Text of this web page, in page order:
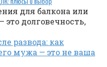
плюсы и выбор
для балкона или
долговечность,